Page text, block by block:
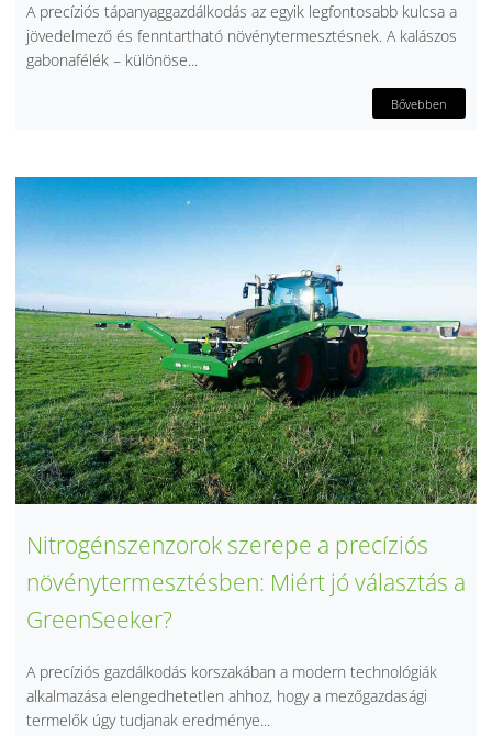
A precíziós tápanyaggazdálkodás az egyik legfontosabb kulcsa a
jövedelmező és fenntartható növénytermesztésnek. A kalászos
gabonafélék – különöse...
Bővebben
Nitrogénszenzorok szerepe a precíziós
növénytermesztésben: Miért jó választás a
GreenSeeker?
A precíziós gazdálkodás korszakában a modern technológiák
alkalmazása elengedhetetlen ahhoz, hogy a mezőgazdasági
termelők úgy tudjanak eredménye...